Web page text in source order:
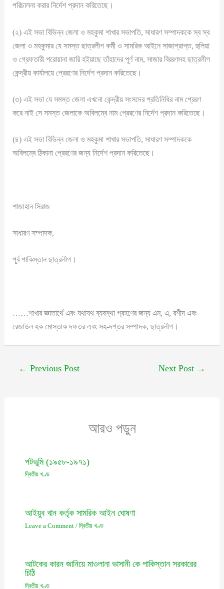
পরিচালনা করার নির্দেশ প্রদান করিতেছে।
(২) এই সভা বিভিন্ন জেলা ও মহকুমা শাখার সভাপতি, সাধারণ সম্পাদককে স্ব স্ব
জেলা ও মহকুমার যে সমস্ত ছাত্রলীগ কর্মী ও সামরিক আইনে সাজাপ্রাপ্ত, হুলিয়া
ও গ্রেফতারী পরোয়ানা জারি হইয়াছে তাঁহাদের পূর্ণ নাম, সাজার বিররণসহ ছাত্রলীগ
কেন্দ্রীয় কার্যালয়ে প্রেরণের নির্দেশ প্রদান করিতেছে।
(৩) এই সভা যে সমস্ত জেলা এখনো কেন্দ্রীয় সংসদের প্রতিনিধির নাম প্রেরণ
করে নাই সে সমস্ত জেলাকে অবিলম্বে নাম প্রেরণের নির্দেশ প্রদান করিতেছে।
(৪) এই সভা বিভিন্ন জেলা ও মহকুমা শাখার সভাপতি, সাধারণ সম্পাদককে
অবিলম্বে ঠিকানা প্রেরণের জন্য নির্দেশ প্রদান করিতেছে।
শাজাহান সিরাজ
সাধারণ সম্পাদক,
পূর্ব পাকিস্তান ছাত্রলীগ।
————————————————————————–
……শাখার জ্ঞাতার্থে এবং যথাযথ ব্যবস্থা গ্রহণের জন্য এম, এ, রশীদ এবং
রেজাউল হক মোস্তাক দফতর এবং সহ-দপ্তর সম্পাদক, ছাত্রলীগ।
← Previous Post Next Post →
আরও পড়ুন
পটভূমি (১৯৫৮-১৯৭১)
দ্বিতীয় খণ্ড
আইয়ুব খান কর্তৃক সামরিক আইন ঘোষণা
Leave a Comment / দ্বিতীয় খণ্ড
আটকের কারন জানিয়ে মাওলানা ভাসানী কে পাকিস্তান সরকারের
চিঠি
দ্বিতীয় খণ্ড